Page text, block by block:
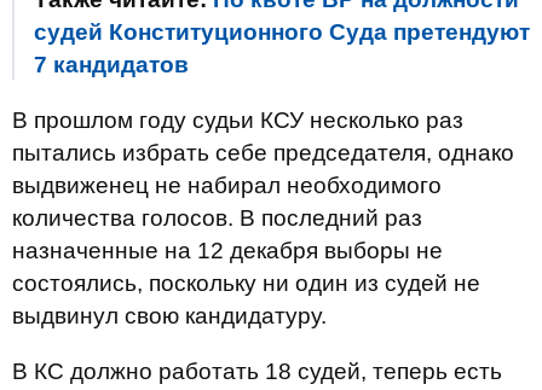
судей Конституционного Суда претендуют
7 кандидатов
В прошлом году судьи КСУ несколько раз
пытались избрать себе председателя, однако
выдвиженец не набирал необходимого
количества голосов. В последний раз
назначенные на 12 декабря выборы не
состоялись, поскольку ни один из судей не
выдвинул свою кандидатуру.
В КС должно работать 18 судей, теперь есть